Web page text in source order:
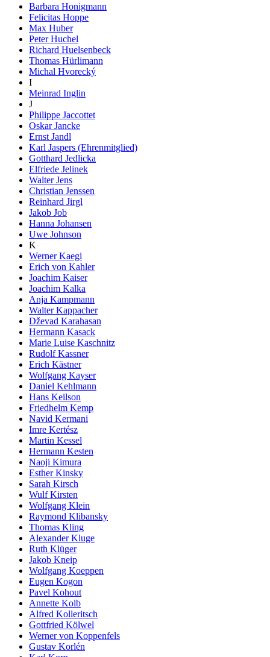
Barbara Honigmann
Felicitas Hoppe
Max Huber
Peter Huchel
Richard Huelsenbeck
Thomas Hürlimann
Michal Hvorecký
I
Meinrad Inglin
J
Philippe Jaccottet
Oskar Jancke
Ernst Jandl
Karl Jaspers (Ehrenmitglied)
Gotthard Jedlicka
Elfriede Jelinek
Walter Jens
Christian Jenssen
Reinhard Jirgl
Jakob Job
Hanna Johansen
Uwe Johnson
K
Werner Kaegi
Erich von Kahler
Joachim Kaiser
Joachim Kalka
Anja Kampmann
Walter Kappacher
Dževad Karahasan
Hermann Kasack
Marie Luise Kaschnitz
Rudolf Kassner
Erich Kästner
Wolfgang Kayser
Daniel Kehlmann
Hans Keilson
Friedhelm Kemp
Navid Kermani
Imre Kertész
Martin Kessel
Hermann Kesten
Naoji Kimura
Esther Kinsky
Sarah Kirsch
Wulf Kirsten
Wolfgang Klein
Raymond Klibansky
Thomas Kling
Alexander Kluge
Ruth Klüger
Jakob Kneip
Wolfgang Koeppen
Eugen Kogon
Pavel Kohout
Annette Kolb
Alfred Kolleritsch
Gottfried Kölwel
Werner von Koppenfels
Gustav Korlén